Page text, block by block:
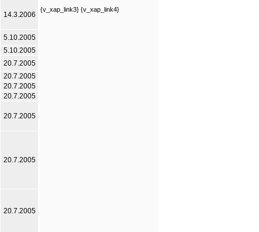
14.3.2006
5.10.2005
5.10.2005
20.7.2005
20.7.2005
20.7.2005
20.7.2005
20.7.2005
20.7.2005
20.7.2005
{v_xap_link3} {v_xap_link4}